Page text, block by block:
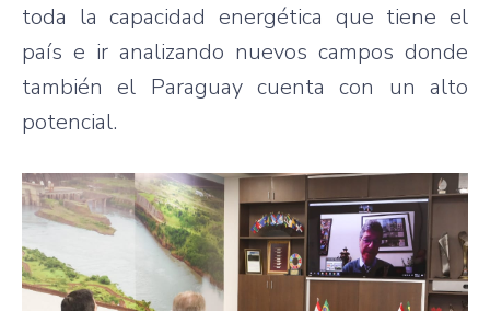
toda la capacidad energética que tiene el
país e ir analizando nuevos campos donde
también el Paraguay cuenta con un alto
potencial.